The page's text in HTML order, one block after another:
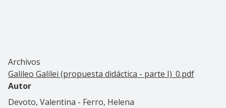
Archivos
Galileo Galilei (propuesta didáctica - parte I)_0.pdf
Autor
Devoto, Valentina - Ferro, Helena